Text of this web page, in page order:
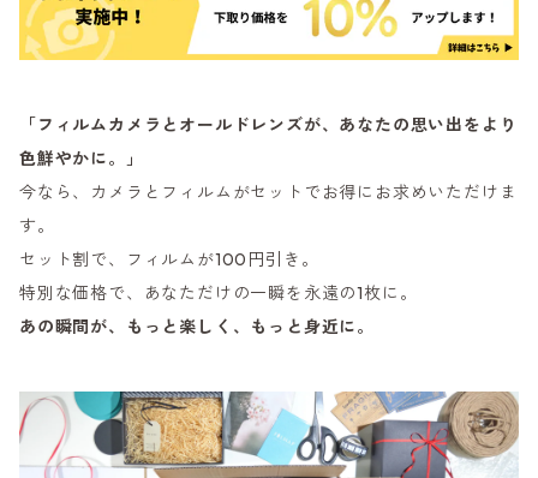
「フィルムカメラとオールドレンズが、あなたの思い出をより
色鮮やかに。」
今なら、カメラとフィルムがセットでお得にお求めいただけま
す。
セット割で、フィルムが100円引き。
特別な価格で、あなただけの一瞬を永遠の1枚に。
あの瞬間が、もっと楽しく、もっと身近に。